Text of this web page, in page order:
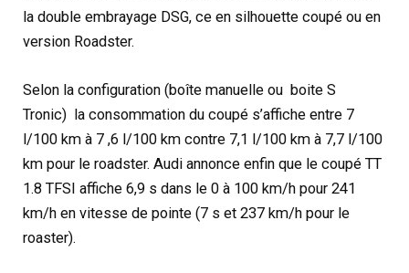
la double embrayage DSG, ce en silhouette coupé ou en
version Roadster.
Selon la configuration (boîte manuelle ou boite S
Tronic) la consommation du coupé s’affiche entre 7
l/100 km à 7 ,6 l/100 km contre 7,1 l/100 km à 7,7 l/100
km pour le roadster. Audi annonce enfin que le coupé TT
1.8 TFSI affiche 6,9 s dans le 0 à 100 km/h pour 241
km/h en vitesse de pointe (7 s et 237 km/h pour le
roaster).